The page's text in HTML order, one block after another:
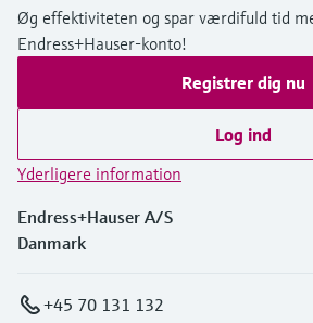
Øg effektiviteten og spar værdifuld tid
Endress+Hauser-konto!
Registrer dig nu
Log ind
Yderligere information
Endress+Hauser A/S
Danmark
+45 70 131 132